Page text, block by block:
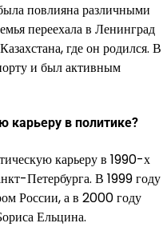
повлияна различными
переехала в Ленинград
где он родился. В
и был активным
карьеру в политике?
карьеру в 1990-х
Петербурга. В 1999 году
России, а в 2000 году
Ельцина.